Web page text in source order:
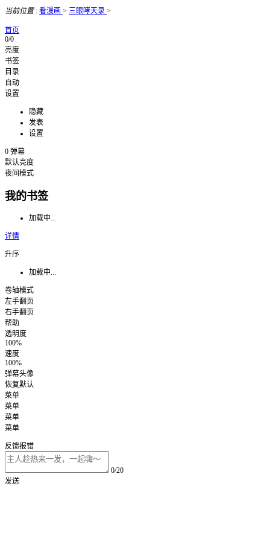
当前位置: 看漫画 > 三眼哮天录 >
首页
0/0
亮度
书签
目录
自动
设置
隐藏
发表
设置
0 弹幕
默认亮度
夜间模式
我的书签
加载中...
详情
升序
加载中...
卷轴模式
左手翻页
右手翻页
帮助
透明度
100%
速度
100%
弹幕头像
恢复默认
菜单
菜单
菜单
菜单
反馈报错
0/20
发送